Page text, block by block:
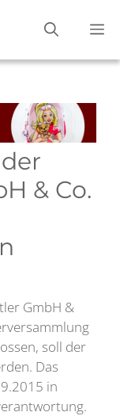
& Co.
GmbH &
soll der
Das
in